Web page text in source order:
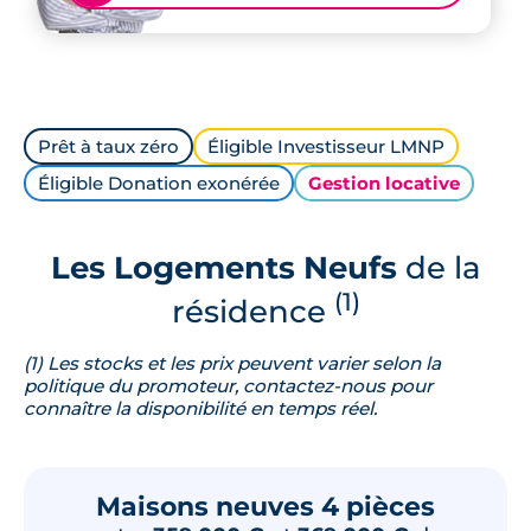
Prêt à taux zéro
Éligible Investisseur LMNP
Éligible Donation exonérée
Gestion locative
Les Logements Neufsde la
résidence (1)
(1) Les stocks et les prix peuvent varier selon la
politique du promoteur, contactez-nous pour
connaître la disponibilité en temps réel.
Maisons neuves 4 pièces